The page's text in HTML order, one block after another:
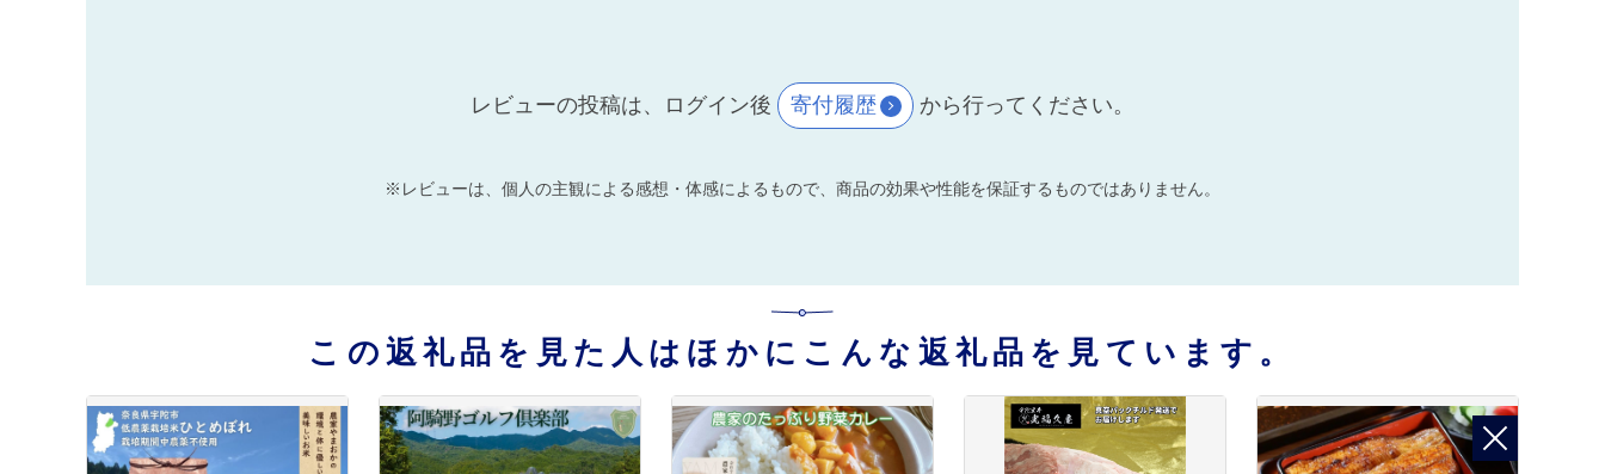
レビューの投稿は、ログイン後 寄付履歴 から行ってください。
※レビューは、個人の主観による感想・体感によるもので、商品の効果や性能を保証するものではありません。
この返礼品を見た人はほかにこんな返礼品を見ています。